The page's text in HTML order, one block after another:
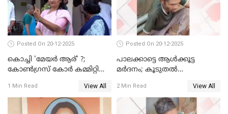
Posted On 20-12-2025
കൊച്ചി 'മേയർ ആര്' ?;
കോണ്‍ഗ്രസ് കോര്‍ കമ്മിറ്റി
1 Min Read View All
Posted On 20-12-2025
പാലക്കാട്ടെ ആള്‍ക്കൂട്ട
മര്‍ദനം; കൂടുതല്‍
അംഗ സംഘമെന്ന് വിവരം
2 Min Read View All